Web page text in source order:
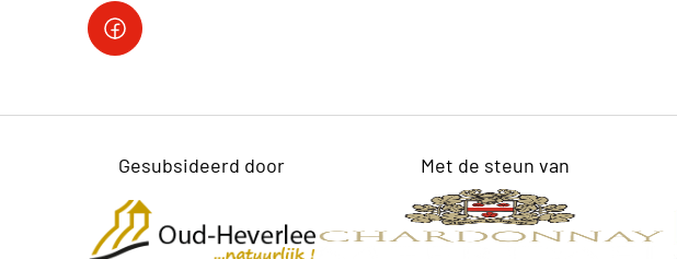
Facebook
Gesubsideerd door Met de steun van